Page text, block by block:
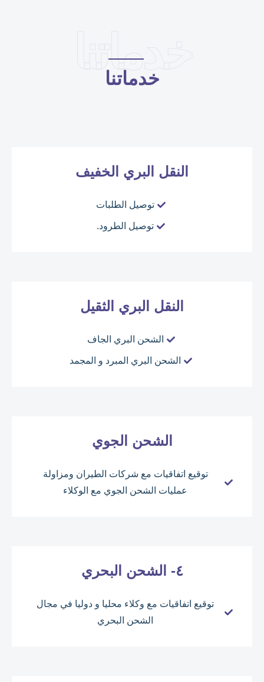
خدماتنا
خدماتنا
النقل البري الخفيف
توصيل الطلبات
توصيل الطرود.
النقل البري الثقيل
الشحن البري الجاف
الشحن البري المبرد و المجمد
الشحن الجوي
توقيع اتفاقيات مع شركات الطيران ومزاولة
عمليات الشحن الجوي مع الوكلاء
توقيع اتفاقيات مع وكلاء محليا و دوليا في مجال
الشحن البحري